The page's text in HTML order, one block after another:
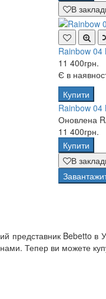
В
Rainbow 04
11 400грн.
Є в
Купити
Rainbow 04
Оновлена
11 400грн.
Купити
В
представник Bebetto
Тепер ви можете